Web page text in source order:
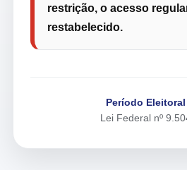
restrição, o acesso
restabelecido.
Período Eleitoral
Lei Federal nº